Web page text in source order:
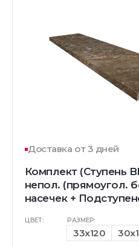
Доставка от 3 дней
Комплект (Ступень
непол. (прямоугол.
насечек +
ЦВЕТ: РАЗМЕР:
33x120